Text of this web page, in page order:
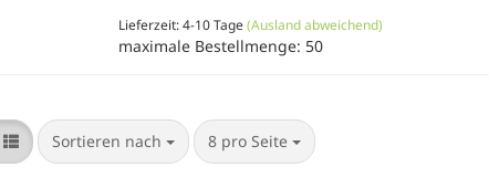
Lieferzeit: 4-10 Tage (Ausland abweichend)
maximale Bestellmenge: 50
Sortieren nach
Sortieren nach 8 pro Seite
pro Seite